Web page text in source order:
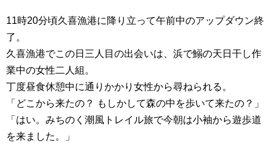
11時20分頃久喜漁港に降り立って午前中のアップダウン終
了。
久喜漁港でこの日三人目の出会いは、浜で鰯の天日干し作
業中の女性二人組。
丁度昼食休憩中に通りかかり女性から尋ねられる。
「どこから来たの？ もしかして森の中を歩いて来たの？」
「はい。みちのく潮風トレイル旅で今朝は小袖から遊歩道
を来ました。」